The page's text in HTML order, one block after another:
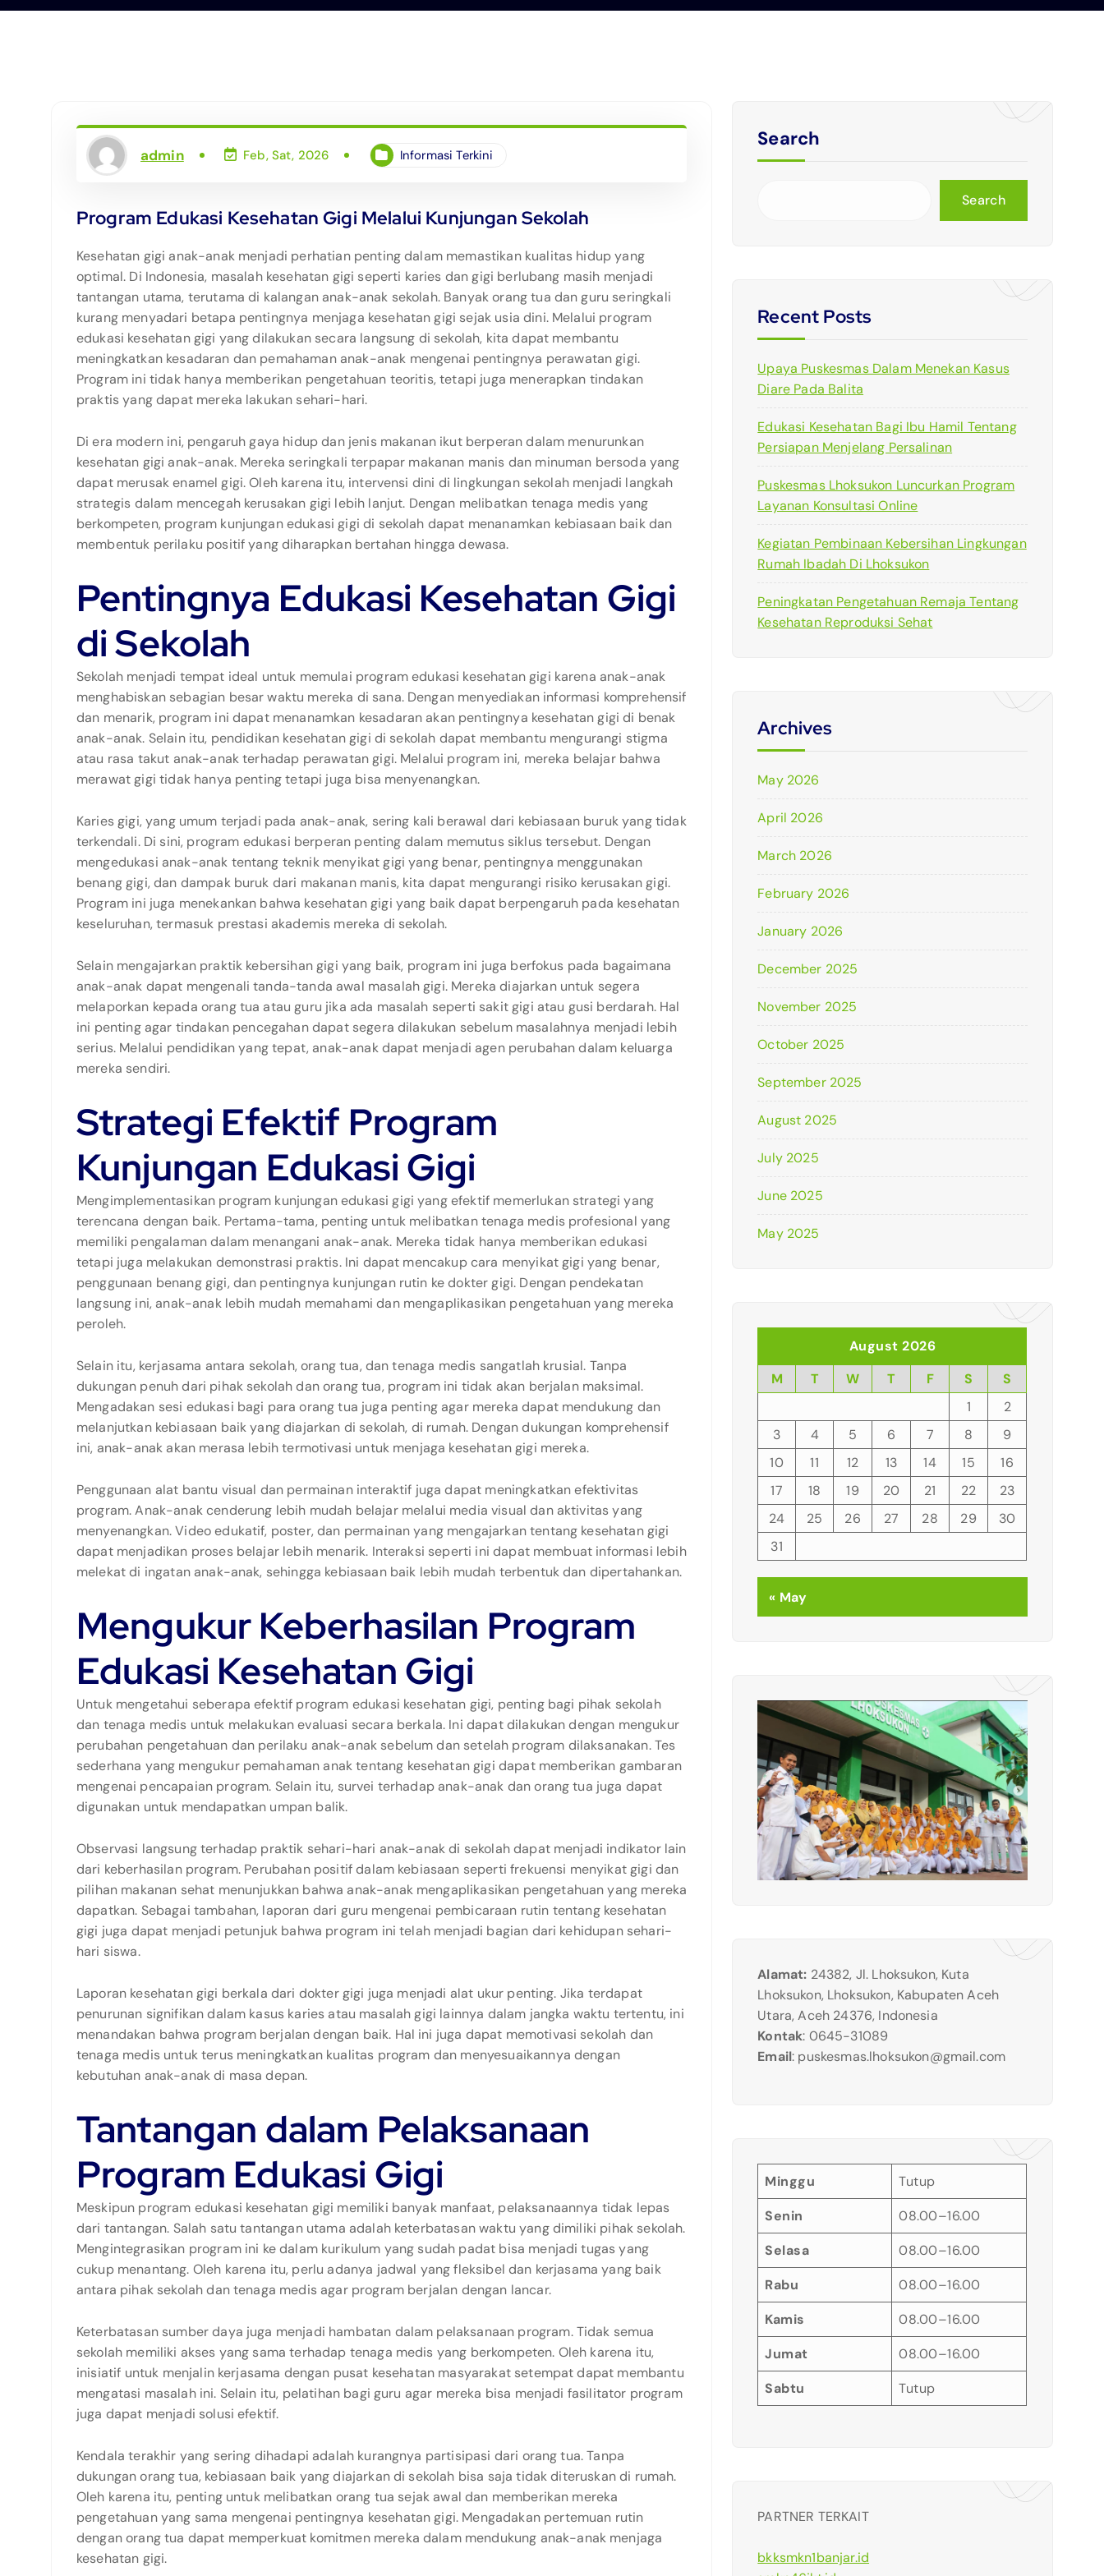
admin Feb, Sat, 2026 Informasi Terkini
Program Edukasi Kesehatan Gigi Melalui Kunjungan Sekolah
Kesehatan gigi anak-anak menjadi perhatian penting dalam memastikan kualitas hidup yang
optimal. Di Indonesia, masalah kesehatan gigi seperti karies dan gigi berlubang masih menjadi
tantangan utama, terutama di kalangan anak-anak sekolah. Banyak orang tua dan guru seringkali
kurang menyadari betapa pentingnya menjaga kesehatan gigi sejak usia dini. Melalui program
edukasi kesehatan gigi yang dilakukan secara langsung di sekolah, kita dapat membantu
meningkatkan kesadaran dan pemahaman anak-anak mengenai pentingnya perawatan gigi.
Program ini tidak hanya memberikan pengetahuan teoritis, tetapi juga menerapkan tindakan
praktis yang dapat mereka lakukan sehari-hari.
Di era modern ini, pengaruh gaya hidup dan jenis makanan ikut berperan dalam menurunkan
kesehatan gigi anak-anak. Mereka seringkali terpapar makanan manis dan minuman bersoda yang
dapat merusak enamel gigi. Oleh karena itu, intervensi dini di lingkungan sekolah menjadi langkah
strategis dalam mencegah kerusakan gigi lebih lanjut. Dengan melibatkan tenaga medis yang
berkompeten, program kunjungan edukasi gigi di sekolah dapat menanamkan kebiasaan baik dan
membentuk perilaku positif yang diharapkan bertahan hingga dewasa.
Pentingnya Edukasi Kesehatan Gigi
di Sekolah
Sekolah menjadi tempat ideal untuk memulai program edukasi kesehatan gigi karena anak-anak
menghabiskan sebagian besar waktu mereka di sana. Dengan menyediakan informasi komprehensif
dan menarik, program ini dapat menanamkan kesadaran akan pentingnya kesehatan gigi di benak
anak-anak. Selain itu, pendidikan kesehatan gigi di sekolah dapat membantu mengurangi stigma
atau rasa takut anak-anak terhadap perawatan gigi. Melalui program ini, mereka belajar bahwa
merawat gigi tidak hanya penting tetapi juga bisa menyenangkan.
Karies gigi, yang umum terjadi pada anak-anak, sering kali berawal dari kebiasaan buruk yang tidak
terkendali. Di sini, program edukasi berperan penting dalam memutus siklus tersebut. Dengan
mengedukasi anak-anak tentang teknik menyikat gigi yang benar, pentingnya menggunakan
benang gigi, dan dampak buruk dari makanan manis, kita dapat mengurangi risiko kerusakan gigi.
Program ini juga menekankan bahwa kesehatan gigi yang baik dapat berpengaruh pada kesehatan
keseluruhan, termasuk prestasi akademis mereka di sekolah.
Selain mengajarkan praktik kebersihan gigi yang baik, program ini juga berfokus pada bagaimana
anak-anak dapat mengenali tanda-tanda awal masalah gigi. Mereka diajarkan untuk segera
melaporkan kepada orang tua atau guru jika ada masalah seperti sakit gigi atau gusi berdarah. Hal
ini penting agar tindakan pencegahan dapat segera dilakukan sebelum masalahnya menjadi lebih
serius. Melalui pendidikan yang tepat, anak-anak dapat menjadi agen perubahan dalam keluarga
mereka sendiri.
Strategi Efektif Program
Kunjungan Edukasi Gigi
Mengimplementasikan program kunjungan edukasi gigi yang efektif memerlukan strategi yang
terencana dengan baik. Pertama-tama, penting untuk melibatkan tenaga medis profesional yang
memiliki pengalaman dalam menangani anak-anak. Mereka tidak hanya memberikan edukasi
tetapi juga melakukan demonstrasi praktis. Ini dapat mencakup cara menyikat gigi yang benar,
penggunaan benang gigi, dan pentingnya kunjungan rutin ke dokter gigi. Dengan pendekatan
langsung ini, anak-anak lebih mudah memahami dan mengaplikasikan pengetahuan yang mereka
peroleh.
Selain itu, kerjasama antara sekolah, orang tua, dan tenaga medis sangatlah krusial. Tanpa
dukungan penuh dari pihak sekolah dan orang tua, program ini tidak akan berjalan maksimal.
Mengadakan sesi edukasi bagi para orang tua juga penting agar mereka dapat mendukung dan
melanjutkan kebiasaan baik yang diajarkan di sekolah, di rumah. Dengan dukungan komprehensif
ini, anak-anak akan merasa lebih termotivasi untuk menjaga kesehatan gigi mereka.
Penggunaan alat bantu visual dan permainan interaktif juga dapat meningkatkan efektivitas
program. Anak-anak cenderung lebih mudah belajar melalui media visual dan aktivitas yang
menyenangkan. Video edukatif, poster, dan permainan yang mengajarkan tentang kesehatan gigi
dapat menjadikan proses belajar lebih menarik. Interaksi seperti ini dapat membuat informasi lebih
melekat di ingatan anak-anak, sehingga kebiasaan baik lebih mudah terbentuk dan dipertahankan.
Mengukur Keberhasilan Program
Edukasi Kesehatan Gigi
Untuk mengetahui seberapa efektif program edukasi kesehatan gigi, penting bagi pihak sekolah
dan tenaga medis untuk melakukan evaluasi secara berkala. Ini dapat dilakukan dengan mengukur
perubahan pengetahuan dan perilaku anak-anak sebelum dan setelah program dilaksanakan. Tes
sederhana yang mengukur pemahaman anak tentang kesehatan gigi dapat memberikan gambaran
mengenai pencapaian program. Selain itu, survei terhadap anak-anak dan orang tua juga dapat
digunakan untuk mendapatkan umpan balik.
Observasi langsung terhadap praktik sehari-hari anak-anak di sekolah dapat menjadi indikator lain
dari keberhasilan program. Perubahan positif dalam kebiasaan seperti frekuensi menyikat gigi dan
pilihan makanan sehat menunjukkan bahwa anak-anak mengaplikasikan pengetahuan yang mereka
dapatkan. Sebagai tambahan, laporan dari guru mengenai pembicaraan rutin tentang kesehatan
gigi juga dapat menjadi petunjuk bahwa program ini telah menjadi bagian dari kehidupan sehari-
hari siswa.
Laporan kesehatan gigi berkala dari dokter gigi juga menjadi alat ukur penting. Jika terdapat
penurunan signifikan dalam kasus karies atau masalah gigi lainnya dalam jangka waktu tertentu, ini
menandakan bahwa program berjalan dengan baik. Hal ini juga dapat memotivasi sekolah dan
tenaga medis untuk terus meningkatkan kualitas program dan menyesuaikannya dengan
kebutuhan anak-anak di masa depan.
Tantangan dalam Pelaksanaan
Program Edukasi Gigi
Meskipun program edukasi kesehatan gigi memiliki banyak manfaat, pelaksanaannya tidak lepas
dari tantangan. Salah satu tantangan utama adalah keterbatasan waktu yang dimiliki pihak sekolah.
Mengintegrasikan program ini ke dalam kurikulum yang sudah padat bisa menjadi tugas yang
cukup menantang. Oleh karena itu, perlu adanya jadwal yang fleksibel dan kerjasama yang baik
antara pihak sekolah dan tenaga medis agar program berjalan dengan lancar.
Keterbatasan sumber daya juga menjadi hambatan dalam pelaksanaan program. Tidak semua
sekolah memiliki akses yang sama terhadap tenaga medis yang berkompeten. Oleh karena itu,
inisiatif untuk menjalin kerjasama dengan pusat kesehatan masyarakat setempat dapat membantu
mengatasi masalah ini. Selain itu, pelatihan bagi guru agar mereka bisa menjadi fasilitator program
juga dapat menjadi solusi efektif.
Kendala terakhir yang sering dihadapi adalah kurangnya partisipasi dari orang tua. Tanpa
dukungan orang tua, kebiasaan baik yang diajarkan di sekolah bisa saja tidak diteruskan di rumah.
Oleh karena itu, penting untuk melibatkan orang tua sejak awal dan memberikan mereka
pengetahuan yang sama mengenai pentingnya kesehatan gigi. Mengadakan pertemuan rutin
dengan orang tua dapat memperkuat komitmen mereka dalam mendukung anak-anak menjaga
kesehatan gigi.
Search
Search
Recent Posts
Upaya Puskesmas Dalam Menekan Kasus
Diare Pada Balita
Edukasi Kesehatan Bagi Ibu Hamil Tentang
Persiapan Menjelang Persalinan
Puskesmas Lhoksukon Luncurkan Program
Layanan Konsultasi Online
Kegiatan Pembinaan Kebersihan Lingkungan
Rumah Ibadah Di Lhoksukon
Peningkatan Pengetahuan Remaja Tentang
Kesehatan Reproduksi Sehat
Archives
May 2026
April 2026
March 2026
February 2026
January 2026
December 2025
November 2025
October 2025
September 2025
August 2025
July 2025
June 2025
May 2025
August 2026
M
T W T F S
S
1
2
3
4 5 6 7 8
9
10
11 12 13 14 15
16
17
18 19 20 21 22
23
24
25 26 27 28 29
30
31
« May
Alamat: 24382, Jl. Lhoksukon, Kuta
Lhoksukon, Lhoksukon, Kabupaten Aceh
Utara, Aceh 24376, Indonesia
Kontak: 0645-31089
Email: puskesmas.lhoksukon@gmail.com
Minggu
Tutup
Senin
08.00–16.00
Selasa
08.00–16.00
Rabu
08.00–16.00
Kamis
08.00–16.00
Jumat
08.00–16.00
Sabtu
Tutup
PARTNER TERKAIT
bkksmkn1banjar.id